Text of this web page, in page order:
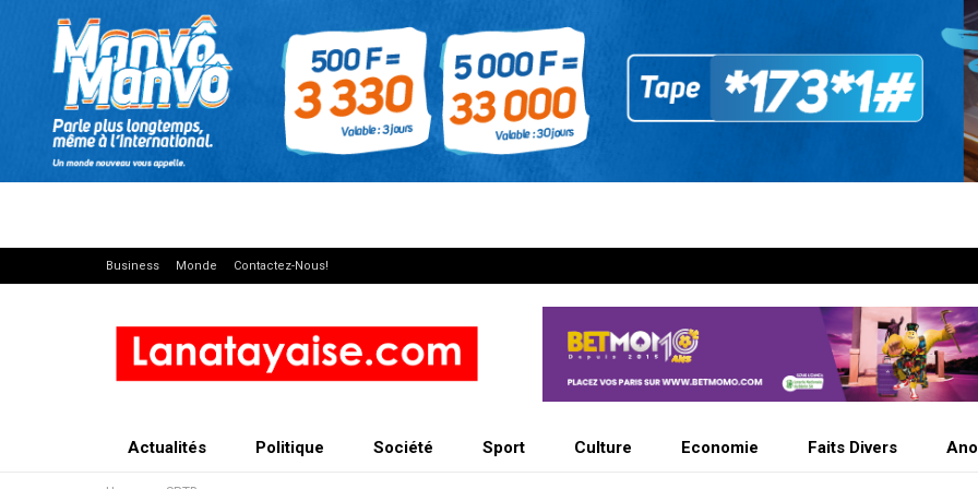
Business Monde Contactez-Nous!
Actualités Politique Société Sport Culture Economie Faits Divers